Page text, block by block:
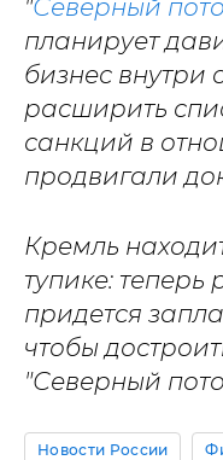
"Северный
планирует
бизнес внутри
расширить
санкций в
продвигали
Кремль
тупике:
придется
чтобы
"Северный
Новости России